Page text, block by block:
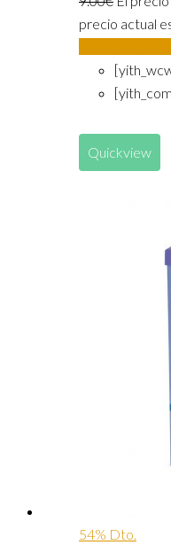
precio actual
Quickview
54% Dto.